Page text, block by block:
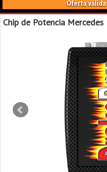
Oferta
Chip de Potencia